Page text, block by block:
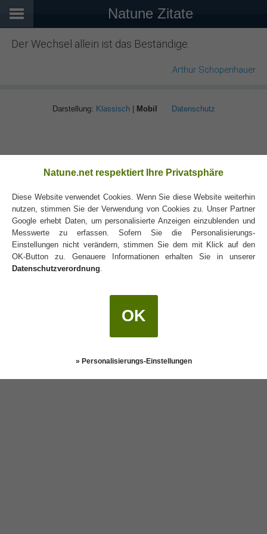
Natune Zitate
Der Wechsel allein ist das Beständige.
Arthur Schopenhauer
Darstellung: Klassisch| Mobil Datenschutz
Natune.net respektiert Ihre Privatsphäre
Diese Website verwendet Cookies. Wenn Sie diese Website weiterhin
nutzen, stimmen Sie der Verwendung von Cookies zu. Unser Partner
Google erhebt Daten, um personalisierte Anzeigen einzublenden und
Messwerte zu erfassen. Sofern Sie die Personalisierungs-
Einstellungen nicht verändern, stimmen Sie dem mit Klick auf den
OK-Button zu. Genauere Informationen erhalten Sie in unserer
Datenschutzverordnung.
OK
» Personalisierungs-Einstellungen